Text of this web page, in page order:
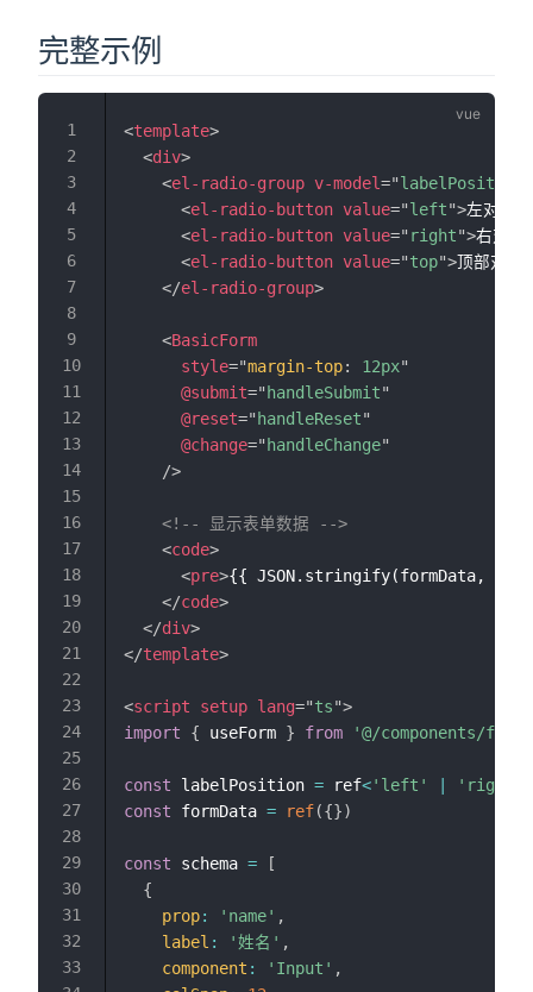
完整示例
<template>
<div>
<el-radio-group v-model="labelPosition
<el-radio-button value="left">左对齐
<el-radio-button value=" right">右对齐
<el-radio-button value="top">顶部对齐
</el-radio-group>
<BasicForm
style="margin-top: 12px"
@submit=" handleSubmit"
@reset=" handleReset"
@change=" handleChange"
/>
<!-- 显示表单数据 -->
<code>
<pre>{{ JSON.stringify(formData,
</code>
</div>
</template>
<script setup lang="ts">
import
{ useForm } from '@/components/form'
const labelPosition = ref<'left'
'right'
const formData = ref({})
const schema =
[
{
prop: 'name' ,
label : '姓名' ,
component : 'Input' ,